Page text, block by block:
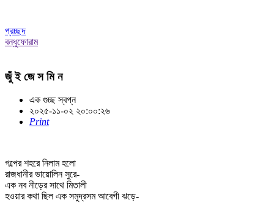
প্রচ্ছদ
বন্ধুফোরাম
জুঁ ই জে স মি ন
এক গুচ্ছ স্বপ্ন
২০২৫-১১-০২ ২০:০০:২৬
Print
গল্পের শহরে নিলাম হলো
রাজধানীর ভায়োলিন সুরে-
এক নব নীড়ের সাথে মিতালী
হওয়ার কথা ছিল এক সমুদ্রসম আবেগী ঝড়ে-